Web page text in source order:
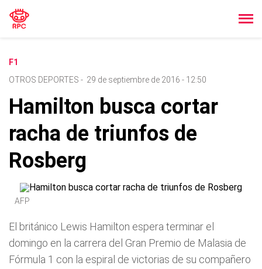
F1
OTROS DEPORTES - 29 de septiembre de 2016 - 12:50
Hamilton busca cortar
racha de triunfos de
Rosberg
AFP
El británico Lewis Hamilton espera terminar el
domingo en la carrera del Gran Premio de Malasia de
Fórmula 1 con la espiral de victorias de su compañero